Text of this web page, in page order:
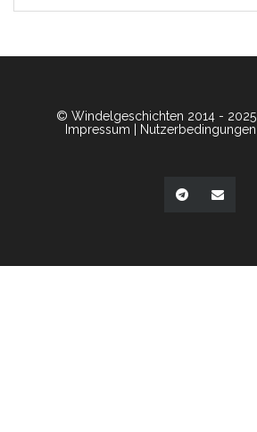
© Windelgeschichten 2014 - 2025
Impressum
Nutzerbedingungen